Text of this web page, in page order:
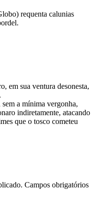
requenta calunias
em sua ventura desonesta,
a mínima vergonha,
indiretamente, atacando
que o tosco cometeu
Campos obrigatórios